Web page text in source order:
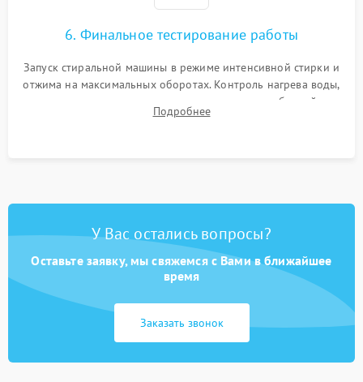
6. Финальное тестирование работы
Запуск стиральной машины в режиме интенсивной стирки и
отжима на максимальных оборотах. Контроль нагрева воды,
корректности слива, отсутствия излишних вибраций,
посторонних стуков и протечек под корпусом.
Подробнее
У Вас остались вопросы?
Оставьте заявку, мы свяжемся с Вами в ближайшее
время
Заказать звонок